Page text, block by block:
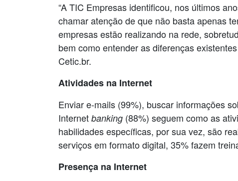
“A TIC Empresas identificou, nos últimos
chamar atenção de que não basta apenas
empresas estão realizando na rede,
bem como entender as diferenças
Cetic.br.
Atividades na Internet
Enviar e-mails (99%), buscar informações
Internet banking (88%) seguem como as
habilidades específicas, por sua vez, são
serviços em formato digital, 35% fazem
Presença na Internet